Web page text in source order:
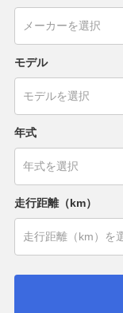
モデル
年式
走行距離（km）